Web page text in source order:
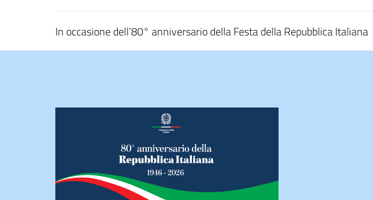
In occasione dell’80° anniversario della Festa della Repubblica Italiana